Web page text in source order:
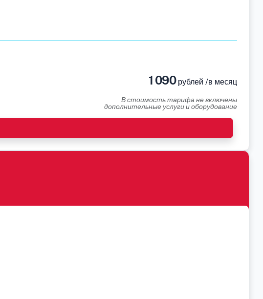
1 090рублей /в месяц
В стоимость тарифа не включены
дополнительные услуги и оборудование